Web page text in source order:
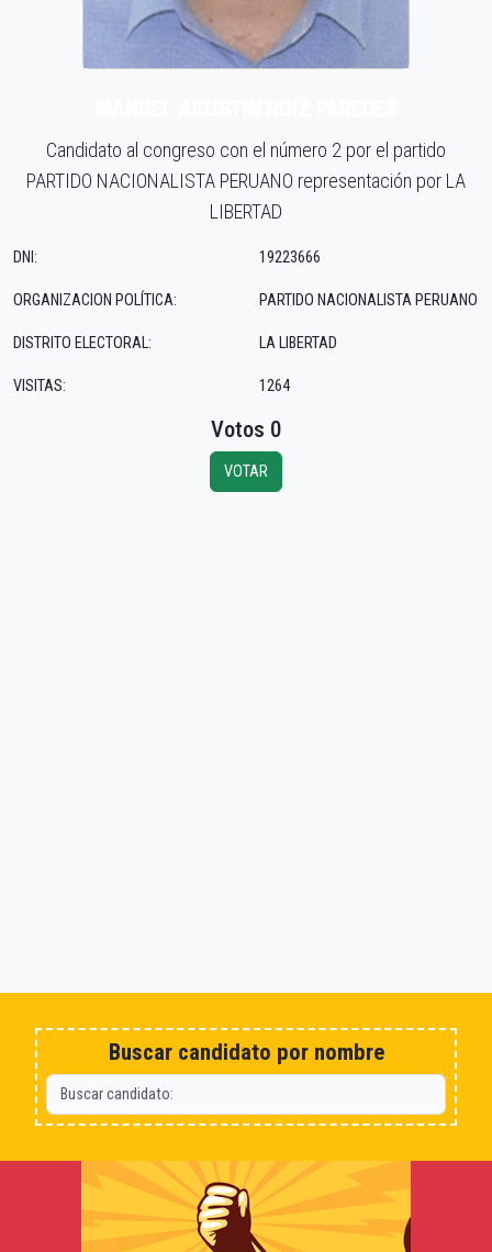
Candidato al congreso con el número 2 por el partido
PARTIDO NACIONALISTA PERUANO representación por LA
LIBERTAD
DNI:
ORGANIZACION POLÍTICA:
DISTRITO ELECTORAL:
VISITAS:
19223666
PARTIDO NACIONALISTA PERUANO
LA LIBERTAD
1264
Votos 0
VOTAR
Buscar candidato por nombre